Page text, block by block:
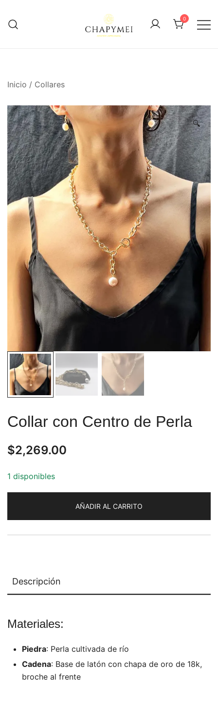
content
0
Inicio / Collares
🔍
Collar con Centro de Perla
$2,269.00
1 disponibles
AÑADIR AL CARRITO
Descripción
Materiales:
Piedra: Perla cultivada de río
Cadena: Base de latón con chapa de oro de 18k,
broche al frente